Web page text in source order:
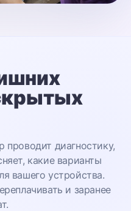
проводит диагностику,
какие варианты
вашего устройства.
и заранее